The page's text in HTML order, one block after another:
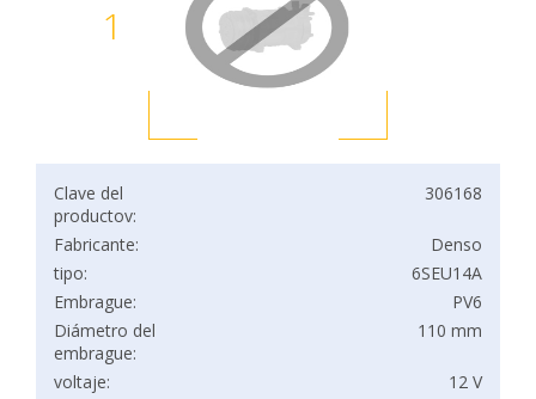
1
Clave del
productov:
306168
Fabricante:
Denso
tipo:
6SEU14A
Embrague:
PV6
Diámetro del
embrague:
110 mm
voltaje: 12 V